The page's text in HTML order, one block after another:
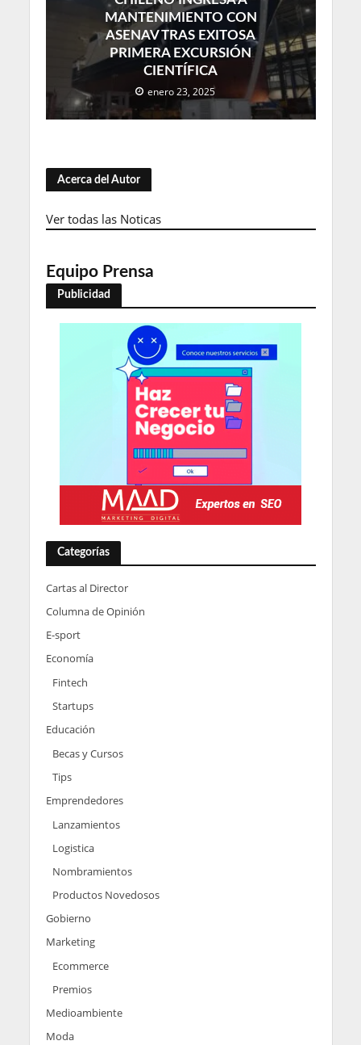
MANTENIMIENTO CON
ASENAV TRAS EXITOSA
PRIMERA EXCURSIÓN
CIENTÍFICA
enero 23, 2025
Acerca del Autor
Ver todas las Noticas
Equipo Prensa
Publicidad
Categorías
Cartas al Director
Columna de Opinión
E-sport
Economía
Fintech
Startups
Educación
Becas y Cursos
Tips
Emprendedores
Lanzamientos
Logistica
Nombramientos
Productos Novedosos
Gobierno
Marketing
Ecommerce
Premios
Medioambiente
Moda